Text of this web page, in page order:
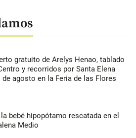
gratuito de Arelys Henao, tablado
y recorridos por Santa Elena
de agosto en la Feria de las Flores
bebé hipopótamo rescatada en el
Medio